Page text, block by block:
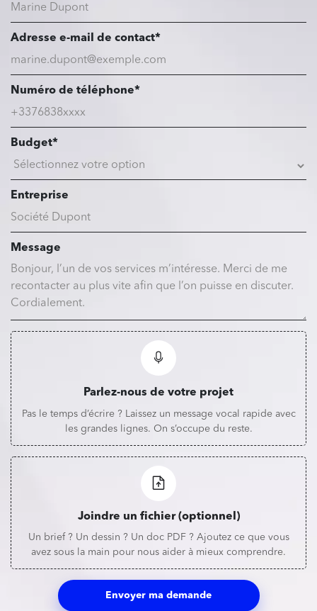
Adresse e-mail de contact*
Numéro de téléphone*
Budget*
Entreprise
Message
Parlez-nous de votre projet
Pas le temps d’écrire ? Laissez un message vocal rapide avec
les grandes lignes. On s’occupe du reste.
Joindre un fichier (optionnel)
Un brief ? Un dessin ? Un doc PDF ? Ajoutez ce que vous
avez sous la main pour nous aider à mieux comprendre.
Envoyer ma demande